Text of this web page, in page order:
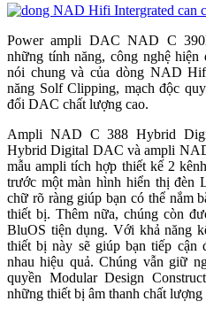
Power ampli DAC NAD C
những tính năng, công nghệ
nói chung và của dòng NAD
năng Solf Clipping, mạch độc
đổi DAC chất lượng cao.
Ampli NAD C 388 Hybrid
Hybrid Digital DAC và ampli
mẫu ampli tích hợp thiết kế 2
trước một màn hình hiển thị đèn
chữ rõ ràng giúp bạn có thể nắm
thiết bị. Thêm nữa, chúng còn
BluOS tiện dụng. Với khả năng
thiết bị này sẽ giúp bạn tiếp cận
nhau hiệu quả. Chúng vẫn giữ
quyền Modular Design
những thiết bị âm thanh chất